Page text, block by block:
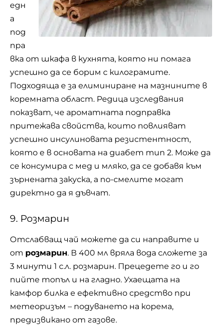
едн
а
под
пра
вка от шкафа в кухнята, която ни помага
успешно да се борим с килограмите.
Подходяща е за елиминиране на мазнините в
коремната област. Редица изследвания
показват, че ароматната подправка
притежава свойства, които повлияват
успешно инсулиновата резистентност,
която е в основата на диабет тип 2. Може да
се консумира с мед и мляко, да се добавя към
зърнената закуска, а по-смелите могат
директно да я дъвчат.
9. Розмарин
Отслабващ чай можете да си направите и
от розмарин. В 400 мл вряла вода сложете за
3 минути 1 с.л. розмарин. Прецедете го и го
пийте топъл и на гладно. Ухаещата на
камфор билка е ефективно средство при
метеоризъм – подуването на корема,
предизвикано от газове.